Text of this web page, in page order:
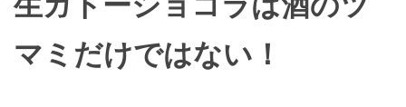
マミだけではない！